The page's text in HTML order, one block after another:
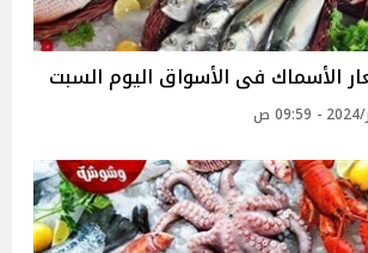
الأسماك فى الأسواق اليوم السبت